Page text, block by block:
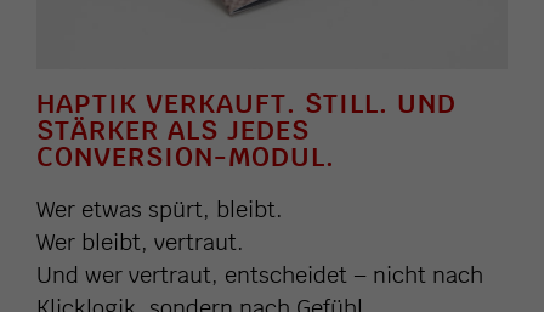
HAPTIK VERKAUFT. STILL. UND
STÄRKER ALS JEDES
CONVERSION-MODUL.
Wer etwas spürt, bleibt.
Wer bleibt, vertraut.
Und wer vertraut, entscheidet – nicht nach